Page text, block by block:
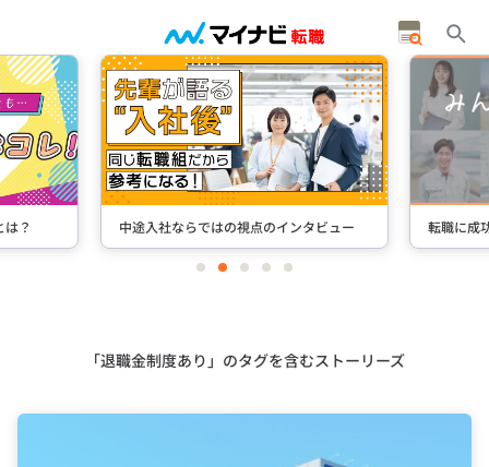
？ 中途入社ならではの視点のインタビュー 転職に成
itemitemitemitemitem
「退職金制度あり」のタグを含むストーリーズ